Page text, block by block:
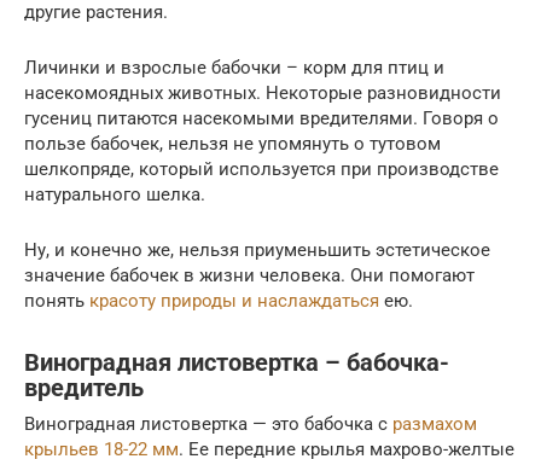
другие растения.
Личинки и взрослые бабочки – корм для птиц и
насекомоядных животных. Некоторые разновидности
гусениц питаются насекомыми вредителями. Говоря о
пользе бабочек, нельзя не упомянуть о тутовом
шелкопряде, который используется при производстве
натурального шелка.
Ну, и конечно же, нельзя приуменьшить эстетическое
значение бабочек в жизни человека. Они помогают
понять красоту природы и наслаждаться ею.
Виноградная листовертка – бабочка-
вредитель
Виноградная листовертка — это бабочка с размахом
крыльев 18-22 мм. Ее передние крылья махрово-желтые